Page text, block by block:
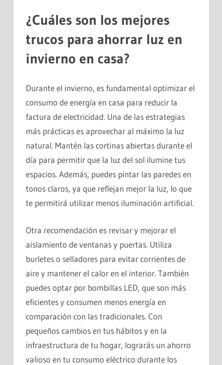
¿Cuáles son los mejores
trucos para ahorrar luz en
invierno en casa?
Durante el invierno, es fundamental optimizar el
consumo de energía en casa para reducir la
factura de electricidad. Una de las estrategias
más prácticas es aprovechar al máximo la luz
natural. Mantén las cortinas abiertas durante el
día para permitir que la luz del sol ilumine tus
espacios. Además, puedes pintar las paredes en
tonos claros, ya que reflejan mejor la luz, lo que
te permitirá utilizar menos iluminación artificial.
Otra recomendación es revisar y mejorar el
aislamiento de ventanas y puertas. Utiliza
burletes o selladores para evitar corrientes de
aire y mantener el calor en el interior. También
puedes optar por bombillas LED, que son más
eficientes y consumen menos energía en
comparación con las tradicionales. Con
pequeños cambios en tus hábitos y en la
infraestructura de tu hogar, lograrás un ahorro
valioso en tu consumo eléctrico durante los